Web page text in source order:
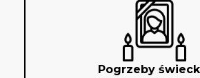
Pogrzeby